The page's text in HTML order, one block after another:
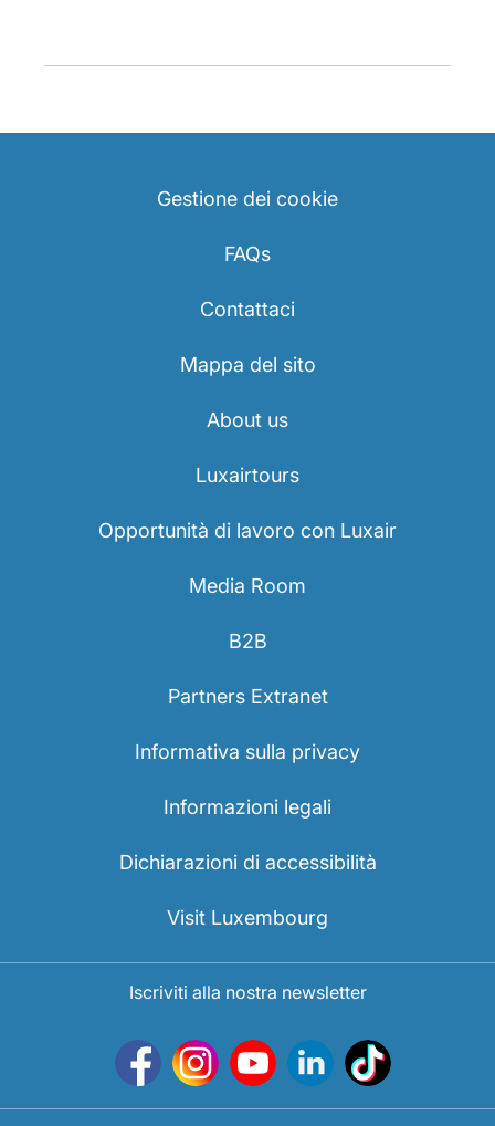
Gestione dei cookie
FAQs
Contattaci
Mappa del sito
About us
Luxairtours
Opportunità di lavoro con Luxair
Media Room
B2B
Partners Extranet
Informativa sulla privacy
Informazioni legali
Dichiarazioni di accessibilità
Visit Luxembourg
Iscriviti alla nostra newsletter